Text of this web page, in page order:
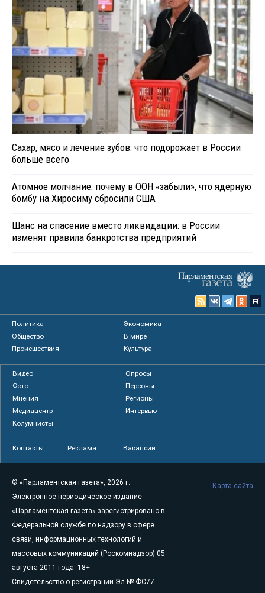
Сахар, мясо и лечение зубов: что подорожает в России
больше всего
Атомное молчание: почему в ООН «забыли», что ядерную
бомбу на Хиросиму сбросили США
Шанс на спасение вместо ликвидации: в России
изменят правила банкротства предприятий
Политика
Экономика
Общество
В мире
Происшествия
Культура
Видео
Опросы
Фото
Персоны
Мнения
Регионы
Медиацентр
Интервью
Колумнисты
Контакты Реклама Вакансии
© «Парламентская газета», 2026 г.
Электронное периодическое издание
«Парламентская газета» зарегистрировано в
Федеральной службе по надзору в сфере
связи, информационных технологий и
массовых коммуникаций (Роскомнадзор) 05
августа 2011 года. 18+
Свидетельство о регистрации Эл № ФС77-
Карта сайта